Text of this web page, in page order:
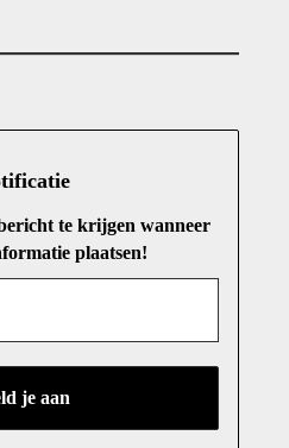
te krijgen wanneer
plaatsen!